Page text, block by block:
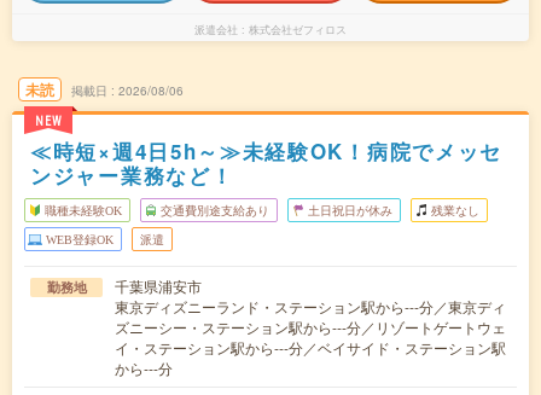
派遣会社 株式会社ゼフィロス
未読
NEW
掲載日 2026/08/06
≪時短×週4日5h～≫未経験OK！病院でメッセ
ンジャー業務など！
職種未経験OK 交通費別途支給あり 土日祝日が休み 残業なし
WEB登録OK 派遣
勤務地
千葉県浦安市
東京ディズニーランド・ステーション駅から---分／東京ディ
ズニーシー・ステーション駅から---分／リゾートゲートウェ
イ・ステーション駅から---分／ベイサイド・ステーション駅
から---分